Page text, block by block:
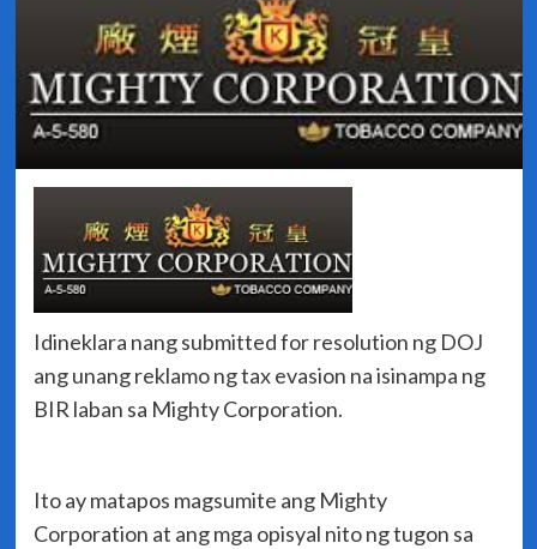
Idineklara nang submitted for resolution ng DOJ
ang unang reklamo ng tax evasion na isinampa ng
BIR laban sa Mighty Corporation.
Ito ay matapos magsumite ang Mighty
Corporation at ang mga opisyal nito ng tugon sa